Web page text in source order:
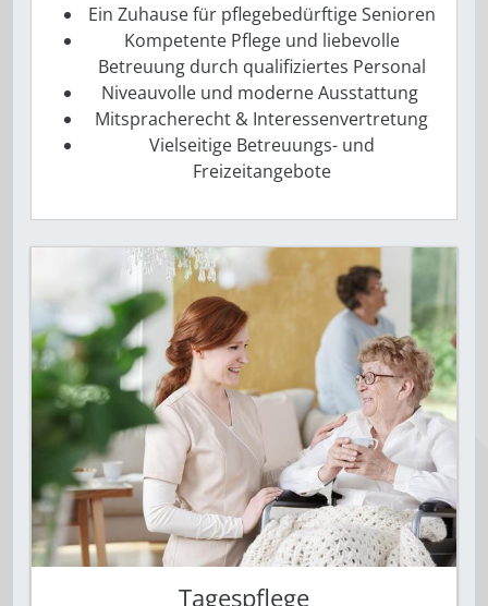
Ein Zuhause für pflegebedürftige Senioren
Kompetente Pflege und liebevolle
Betreuung durch qualifiziertes Personal
Niveauvolle und moderne Ausstattung
Mitspracherecht & ­Interessenvertretung
Vielseitige Betreuungs- und
Freizeitangebote
Tagespflege